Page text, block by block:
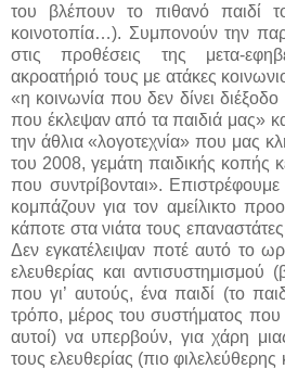
του βλέπουν το πιθανό παιδί
κοινοτοπία…). Συμπονούν την
στις προθέσεις της μετα-
ακροατήριό τους με ατάκες
«η κοινωνία που δεν δίνει
που έκλεψαν από τα παιδιά μας»
την άθλια «λογοτεχνία» που μας
του 2008, γεμάτη παιδικής κοπής
που συντρίβονται».
κομπάζουν για τον αμείλικτο
κάποτε στα νιάτα τους
Δεν εγκατέλειψαν ποτέ αυτό το
ελευθερίας και
που γι’ αυτούς, ένα παιδί (το
τρόπο, μέρος του συστήματος που
αυτοί) να υπερβούν, για χάρη
τους ελευθερίας (πιο φιλελεύθερης